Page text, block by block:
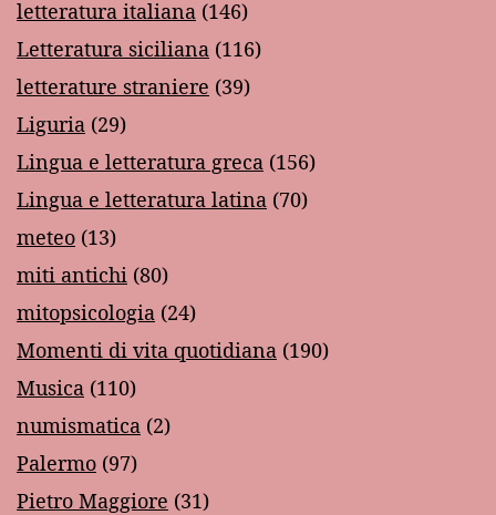
letteratura italiana (146)
Letteratura siciliana (116)
letterature straniere (39)
Liguria (29)
Lingua e letteratura greca (156)
Lingua e letteratura latina (70)
meteo (13)
miti antichi (80)
mitopsicologia (24)
Momenti di vita quotidiana (190)
Musica (110)
numismatica (2)
Palermo (97)
Pietro Maggiore (31)